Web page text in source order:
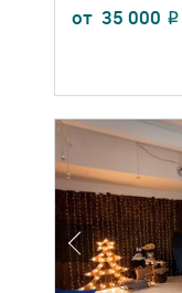
от 35 000 ₽